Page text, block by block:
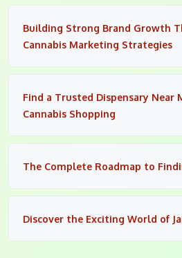
Building Strong Brand Growth
Cannabis Marketing Strategies
Find a Trusted Dispensary Near
Cannabis Shopping
The Complete Roadmap to
Discover the Exciting World of